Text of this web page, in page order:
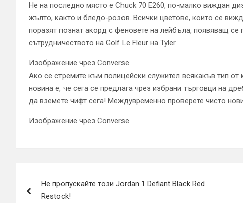
Не на последно място е Chuck 70 E260, по-малко виждан
жълто, както и бледо-розов. Всички цветове, които се
поразят познат акорд с феновете на лейбъла, появяващ
сътрудничеството на Golf Le Fleur на Tyler.
Изображение чрез Converse
Ако се стремите към полицейски служител всякакъв тип от
новина е, че сега се предлага чрез избрани търговци на
да вземете чифт сега! Междувременно проверете чисто
Изображение чрез Converse
navigation
Не пропускайте този Jordan 1 Defiant Black Red
Restock!